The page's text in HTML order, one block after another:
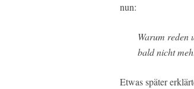
nun:
Warum reden
bald nicht
Etwas später